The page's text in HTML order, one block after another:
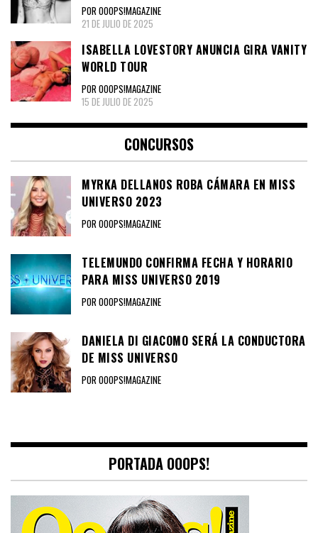
POR OOOPS!MAGAZINE
21 DE JULIO DE 2025
ISABELLA LOVESTORY ANUNCIA GIRA VANITY
WORLD TOUR
POR OOOPS!MAGAZINE
15 DE JULIO DE 2025
CONCURSOS
MYRKA DELLANOS ROBA CÁMARA EN MISS
UNIVERSO 2023
POR OOOPS!MAGAZINE
TELEMUNDO CONFIRMA FECHA Y HORARIO
PARA MISS UNIVERSO 2019
POR OOOPS!MAGAZINE
DANIELA DI GIACOMO SERÁ LA CONDUCTORA
DE MISS UNIVERSO
POR OOOPS!MAGAZINE
PORTADA OOOPS!